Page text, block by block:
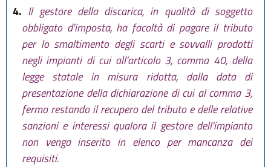
4. Il gestore della discarica, in qualità di soggetto
obbligato d'imposta, ha facoltà di pagare il tributo
per lo smaltimento degli scarti e sovvalli prodotti
negli impianti di cui all'articolo 3, comma 40, della
legge statale in misura ridotta, dalla data di
presentazione della dichiarazione di cui al comma 3,
fermo restando il recupero del tributo e delle relative
sanzioni e interessi qualora il gestore dell'impianto
non venga inserito in elenco per mancanza dei
requisiti.